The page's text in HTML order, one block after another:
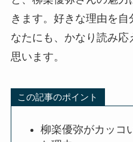
きます。好きな理由を
なたにも、かなり読み応
思います。
この記事のポイント
柳楽優弥がカッコ